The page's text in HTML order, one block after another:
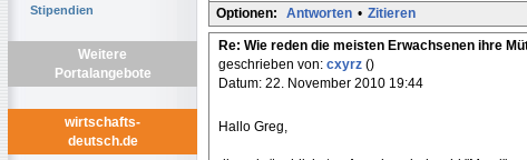
Stipendien
Weitere
Portalangebote
wirtschafts-
deutsch.de
Optionen: Antworten • Zitieren
Re: Wie reden die meisten Erwachsenen ihre
geschrieben von: cxyrz ()
Datum: 22. November 2010 19:44
Hallo Greg,